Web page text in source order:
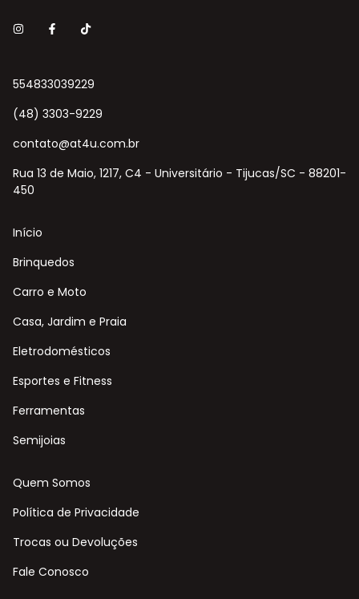
554833039229
(48) 3303-9229
contato@at4u.com.br
Rua 13 de Maio, 1217, C4 - Universitário - Tijucas/SC - 88201-
450
Início
Brinquedos
Carro e Moto
Casa, Jardim e Praia
Eletrodomésticos
Esportes e Fitness
Ferramentas
Semijoias
Quem Somos
Política de Privacidade
Trocas ou Devoluções
Fale Conosco